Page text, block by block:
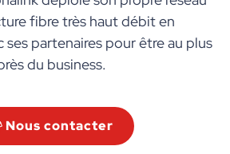
fibre très haut débit en
partenaires pour être au plus
du business.
Nous contacter